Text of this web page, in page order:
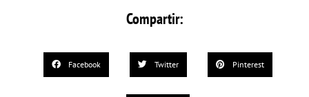
Compartir:
Facebook Twitter Pinterest